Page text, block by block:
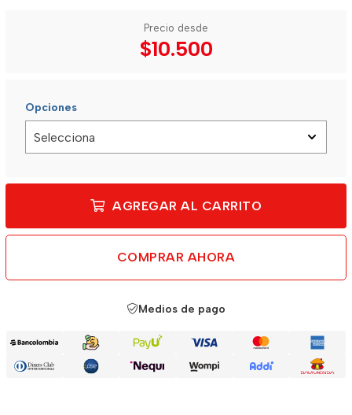
Precio desde
$10.500
Opciones
AGREGAR AL CARRITO
COMPRAR AHORA
Medios de pago